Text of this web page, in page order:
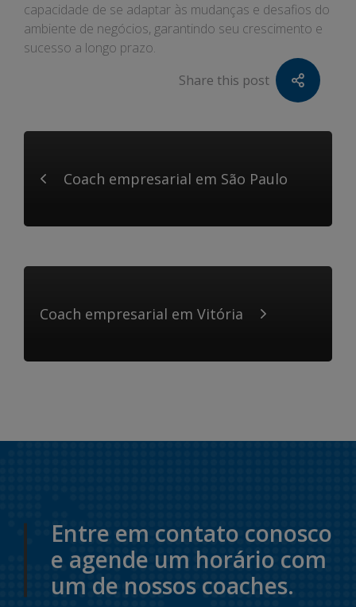
capacidade de se adaptar às mudanças e desafios do
ambiente de negócios, garantindo seu crescimento e
sucesso a longo prazo.
Share this post
Coach empresarial em São Paulo
Coach empresarial em Vitória
Entre em contato conosco
e agende um horário com
um de nossos coaches.